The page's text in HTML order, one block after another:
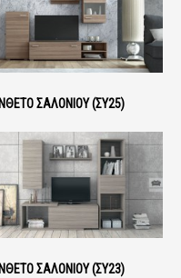
ΣΑΛΟΝΙΟΎ (ΣΥ25)
ΣΑΛΟΝΙΟΎ (ΣΥ23)